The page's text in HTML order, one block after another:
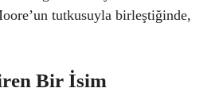
tutkusuyla birleştiğinde,
Bir İsim